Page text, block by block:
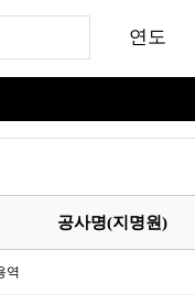
연도
공사명(지명원)
역